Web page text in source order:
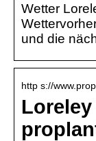
Wetter
und die
http s://
Loreley